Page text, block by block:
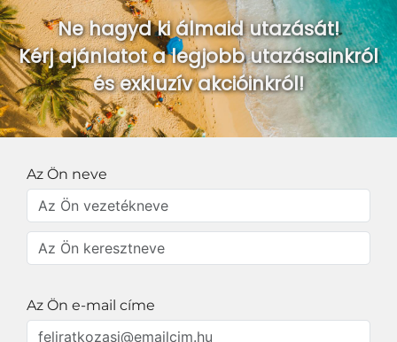
Ne hagyd ki álmaid utazását!
Kérj ajánlatot a legjobb utazásainkról
és exkluzív akcióinkról!
Az Ön neve
Az Ön e-mail címe